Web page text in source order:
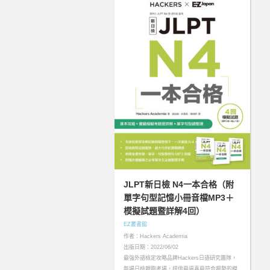
JLPT新日檢 N4一本合格（附
單字句型記憶小冊音檔MP3＋
模擬試題暨詳解4回）
EZ叢書館
作者：Hackers Academia
出版日期：2022/06/02
最強外語檢定攻略品牌Hackers日語研究團隊，
每場日檢親臨考場，提供最逼真最符合趨勢的模